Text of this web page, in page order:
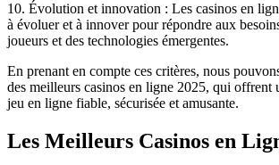
10. Évolution et innovation : Les casinos en
à évoluer et à innover pour répondre aux
joueurs et des technologies émergentes.
En prenant en compte ces critères, nous
des meilleurs casinos en ligne 2025, qui offrent
jeu en ligne fiable, sécurisée et amusante.
Les Meilleurs Casinos en